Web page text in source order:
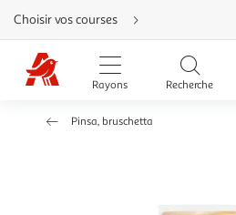
Aller
directement
au
contenu
Aller
directement
Aller
Choisir vos courses
Rayons Recherche
Pinsa, bruschetta